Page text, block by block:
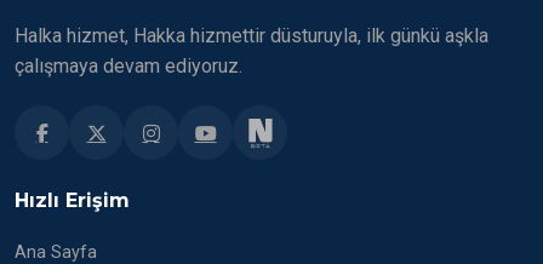
Halka hizmet, Hakka hizmettir düsturuyla, ilk günkü aşkla
çalışmaya devam ediyoruz.
Hızlı Erişim
Ana Sayfa